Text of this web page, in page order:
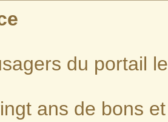
du portail
ans de bons